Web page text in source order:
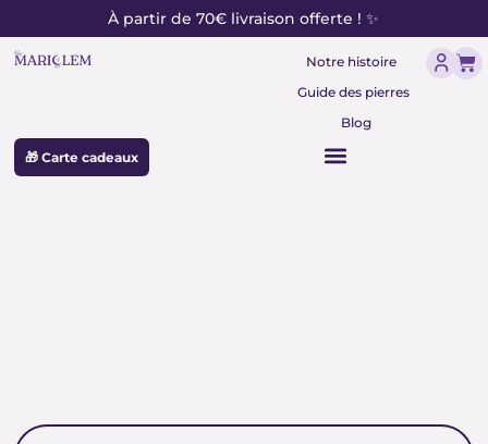
au
contenu
À partir de 70€ livraison offerte ! ✨
Notre histoire
Guide des pierres
Blog
🎁 Carte cadeaux